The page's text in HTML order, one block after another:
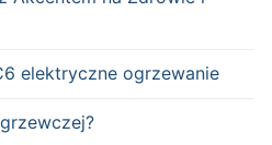
elektryczne ogrzewanie